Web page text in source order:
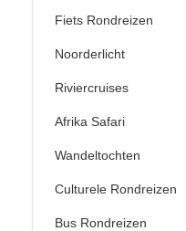
Fiets Rondreizen
Noorderlicht
Riviercruises
Afrika Safari
Wandeltochten
Culturele Rondreizen
Bus Rondreizen